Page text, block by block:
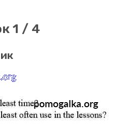
1 / 4